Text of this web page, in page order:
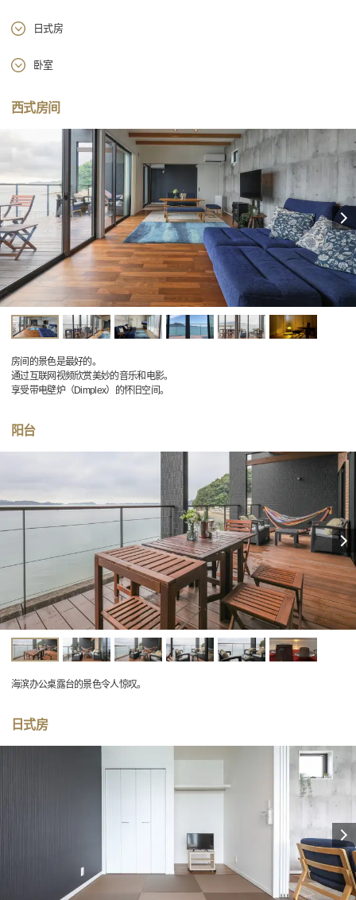
日式房
卧室
西式房间
房间的景色是最好的。
通过互联网视频欣赏美妙的音乐和电影。
享受带电壁炉（Dimplex）的怀旧空间。
阳台
海滨办公桌露台的景色令人惊叹。
日式房